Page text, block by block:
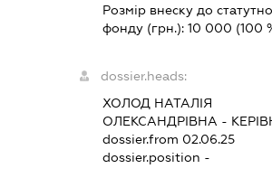
Розмір внеску до
фонду (грн.): 10 000 (100
dossier.heads:
ХОЛОД НАТАЛІЯ
ОЛЕКСАНДРІВНА -
dossier.from 02.06.25
dossier.position -